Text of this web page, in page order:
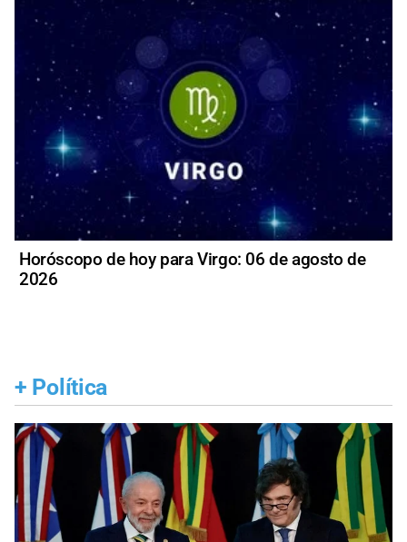
Horóscopo de hoy para Virgo: 06 de agosto de
2026
+ Política